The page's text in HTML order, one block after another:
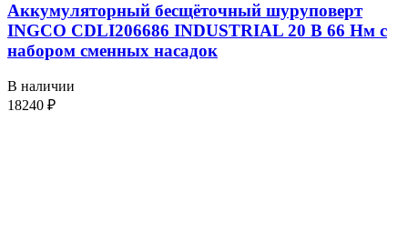
Аккумуляторный бесщёточный шуруповерт
INGCO CDLI206686 INDUSTRIAL 20 В 66 Нм с
набором сменных насадок
В наличии
18240 ₽